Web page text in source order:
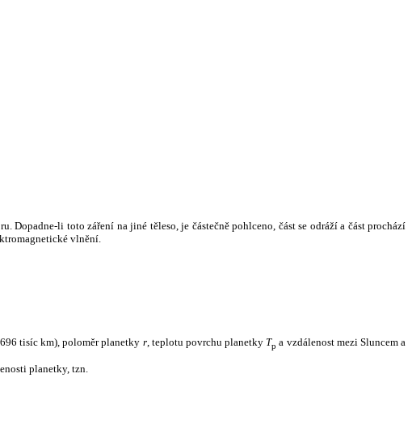
Dopadne-li toto záření na jiné těleso, je částečně pohlceno, část se odráží a část prochází
vlnění.
tisíc km), poloměr planetky r, teplotu povrchu planetky Tp a vzdálenost mezi Sluncem a
planetky, tzn.